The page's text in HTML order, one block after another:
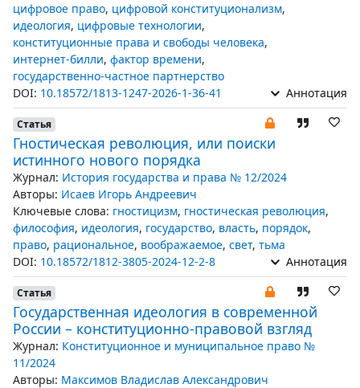
цифровое право, цифровой конституционализм,
идеология, цифровые технологии,
конституционные права и свободы человека,
интернет-билли, фактор времени,
государственно-частное партнерство
DOI: 10.18572/1813-1247-2026-1-36-41 Аннотация
Статья
Гностическая революция, или поиски
истинного нового порядка
Журнал: История государства и права № 12/2024
Авторы: Исаев Игорь Андреевич
Ключевые слова: гностицизм, гностическая революция,
философия, идеология, государство, власть, порядок,
право, рациональное, воображаемое, свет, тьма
DOI: 10.18572/1812-3805-2024-12-2-8 Аннотация
Статья
Государственная идеология в современной
России – конституционно-правовой взгляд
Журнал: Конституционное и муниципальное право №
11/2024
Авторы: Максимов Владислав Александрович